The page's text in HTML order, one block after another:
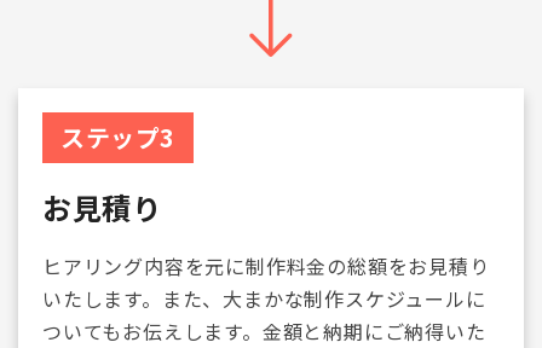
ステップ3
お見積り
ヒアリング内容を元に制作料金の総額をお見積り
いたします。また、大まかな制作スケジュールに
ついてもお伝えします。金額と納期にご納得いた